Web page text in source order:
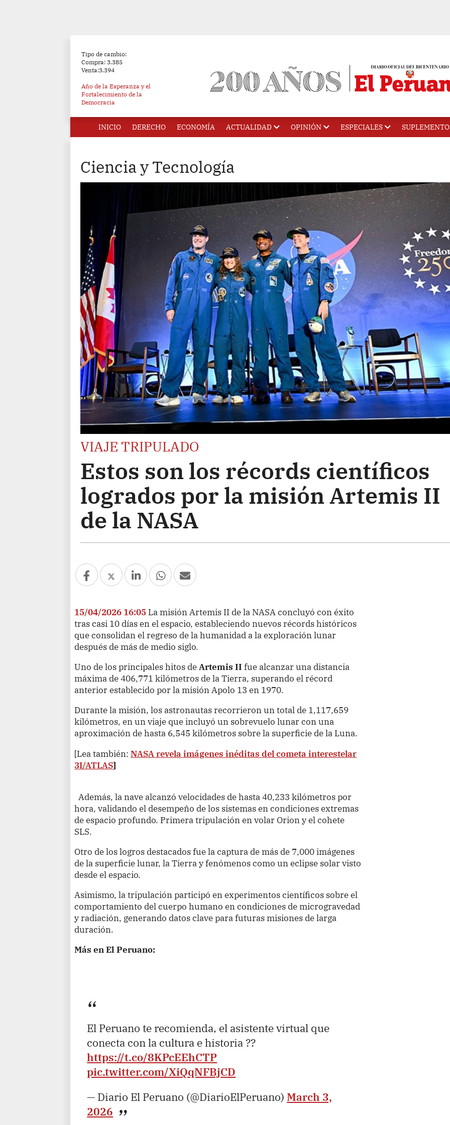
Tipo de cambio:
Compra: 3.385
Venta:3.394
Año de la Esperanza y el
Fortalecimiento de la
Democracia
INICIO DERECHO ECONOMÍA ACTUALIDAD OPINIÓN ESPECIALES
Ciencia y Tecnología
VIAJE TRIPULADO
Estos son los récords científicos
logrados por la misión Artemis II
de la NASA
15/04/2026 16:05 La misión Artemis II de la NASA concluyó con éxito
tras casi 10 días en el espacio, estableciendo nuevos récords históricos
que consolidan el regreso de la humanidad a la exploración lunar
después de más de medio siglo.
Uno de los principales hitos deArtemis II fue alcanzar una distancia
máxima de 406,771 kilómetros de la Tierra, superando el récord
anterior establecido por la misión Apolo 13 en 1970.
Durante la misión, los astronautas recorrieron un total de 1,117,659
kilómetros, en un viaje que incluyó un sobrevuelo lunar con una
aproximación de hasta 6,545 kilómetros sobre la superficie de la Luna.
[Lea también:NASA revela imágenes inéditas del cometa interestelar
3I/ATLAS]
Además, la nave alcanzó velocidades de hasta 40,233 kilómetros por
hora, validando el desempeño de los sistemas en condiciones extremas
de espacio profundo. Primera tripulación en volar Orion y el cohete
SLS.
Otro de los logros destacados fue la captura de más de 7,000 imágenes
de la superficie lunar, la Tierra y fenómenos como un eclipse solar visto
desde el espacio.
Asimismo, la tripulación participó en experimentos científicos sobre el
comportamiento del cuerpo humano en condiciones de microgravedad
y radiación, generando datos clave para futuras misiones de larga
duración.
Más en El Peruano:
El Peruano te recomienda, el asistente virtual que
conecta con la cultura e historia ??
https://t.co/8KPcEEhCTP
pic.twitter.com/XiQqNFBjCD
— Diario El Peruano (@DiarioElPeruano) March 3,
2026